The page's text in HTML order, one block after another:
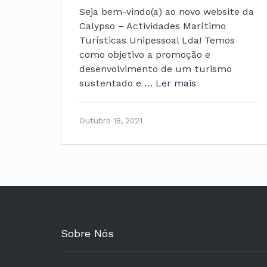
Seja bem-vindo(a) ao novo website da
Calypso – Actividades Marítimo
Turísticas Unipessoal Lda! Temos
como objetivo a promoção e
desenvolvimento de um turismo
sustentado e … Ler mais
Outubro 18, 2021
Sobre Nós